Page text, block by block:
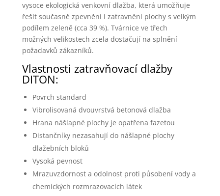
vysoce ekologická venkovní dlažba, která umožňuje
řešit současně zpevnění i zatravnění plochy s velkým
podílem zeleně (cca 39 %). Tvárnice ve třech
možných velikostech zcela dostačují na splnění
požadavků zákazníků.
Vlastnosti zatravňovací dlažby
DITON:
Povrch standard
Vibrolisovaná dvouvrstvá betonová dlažba
Hrana nášlapné plochy je opatřena fazetou
Distančníky nezasahují do nášlapné plochy
dlažebních bloků
Vysoká pevnost
Mrazuvzdornost a odolnost proti působení vody a
chemických rozmrazovacích látek